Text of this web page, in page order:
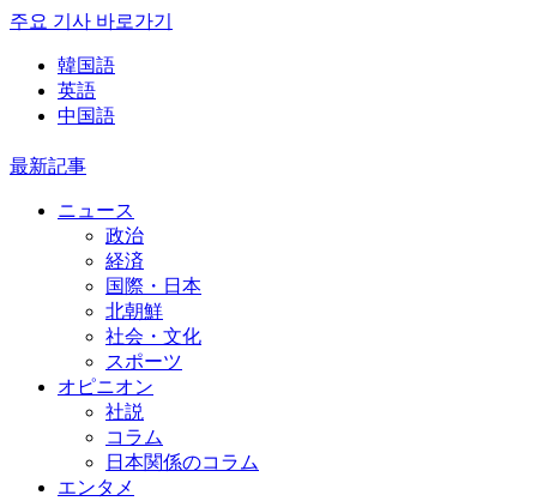
주요 기사 바로가기
韓国語
英語
中国語
最新記事
ニュース
政治
経済
国際・日本
北朝鮮
社会・文化
スポーツ
オピニオン
社説
コラム
日本関係のコラム
エンタメ